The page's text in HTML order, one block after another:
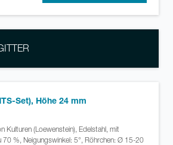
Set), Höhe 24 mm
Kulturen (Loewenstein), Edelstahl, mit
70 %, Neigungswinkel: 5°, Röhrchen: Ø 15-20